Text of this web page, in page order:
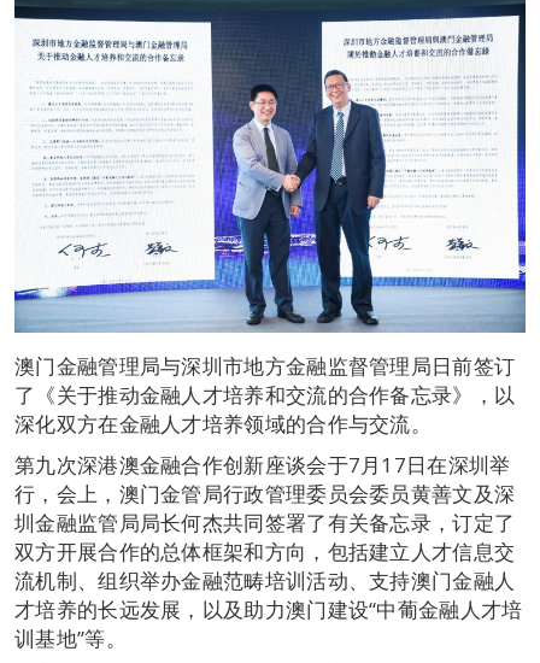
澳门金融管理局与深圳市地方金融监督管理局日前签订
了《关于推动金融人才培养和交流的合作备忘录》，以
深化双方在金融人才培养领域的合作与交流。
第九次深港澳金融合作创新座谈会于7月17日在深圳举
行，会上，澳门金管局行政管理委员会委员黄善文及深
圳金融监管局局长何杰共同签署了有关备忘录，订定了
双方开展合作的总体框架和方向，包括建立人才信息交
流机制、组织举办金融范畴培训活动、支持澳门金融人
才培养的长远发展，以及助力澳门建设“中葡金融人才培
训基地”等。